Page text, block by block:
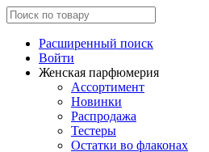
Расширенный поиск
Войти
Женская парфюмерия
Ассортимент
Новинки
Распродажа
Тестеры
Остатки во флаконах